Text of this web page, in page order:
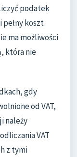
podatek
pełny koszt
ma możliwości
która nie
gdy
od VAT,
należy
VAT
z tymi